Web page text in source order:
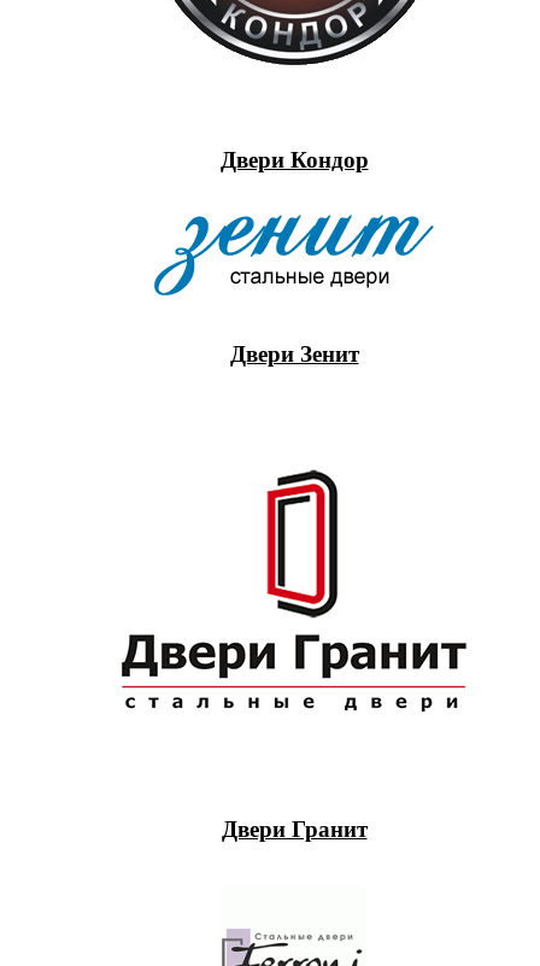
Двери Кондор
Двери Зенит
Двери Гранит